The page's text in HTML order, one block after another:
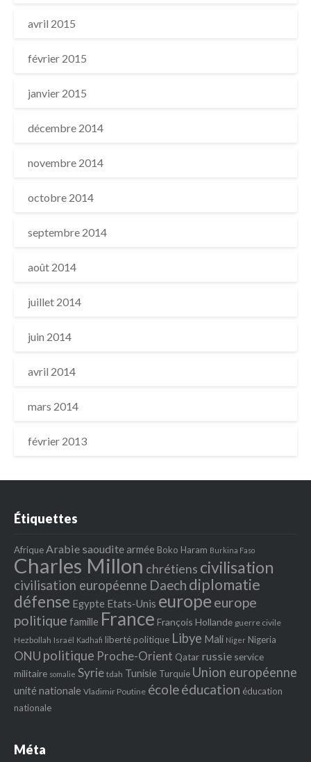
avril 2015
février 2015
janvier 2015
décembre 2014
novembre 2014
octobre 2014
septembre 2014
août 2014
juillet 2014
juin 2014
avril 2014
mars 2014
février 2013
Étiquettes
AfriqueArabie saoudite armée Boko Haram Burkina Faso
Charles Millon chrétiens civilisation
civilisation européenne Daech diplomatie
défense Egypte Etats‐Unis europeeurope
politique famille France François Hollande guerre civile
Hezbollah Israël Kadhafi liberté politique Libye Mali Niger Nigeria
ONU politique Proche-Orient Qatar russie service
militaire somalie Syrie tdah Tunisie Turquie Union européenne
unité nationale Vladimir Poutine écoleéducation éducation
nationale
Méta